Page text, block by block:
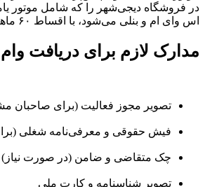
در فروشگاه دیجی‌شهر را که شامل موتور
اس وای ام و بنلی می‌شود، با اقساط ۶۰ ماهه خریداری کنند.
مدارک لازم برای دریافت
تصویر مجوز فعالیت (برای صاحبان
فیش حقوقی و معرفی‌نامه شغلی
چک متقاضی و ضامن (در صورت نیاز)
تصویر شناسنامه و کارت ملی